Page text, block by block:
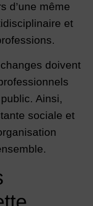
d’une même
et
doivent
Ainsi,
sociale et